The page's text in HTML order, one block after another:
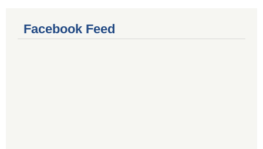
Facebook Feed